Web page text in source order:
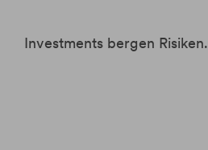
Investments bergen Risiken.